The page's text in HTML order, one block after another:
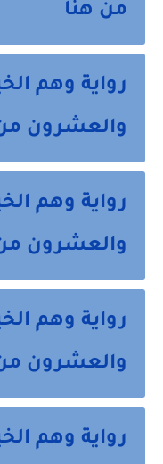
من هنا
رواية وهم
والعشرون
رواية وهم
والعشرون
رواية وهم
والعشرون
رواية وهم